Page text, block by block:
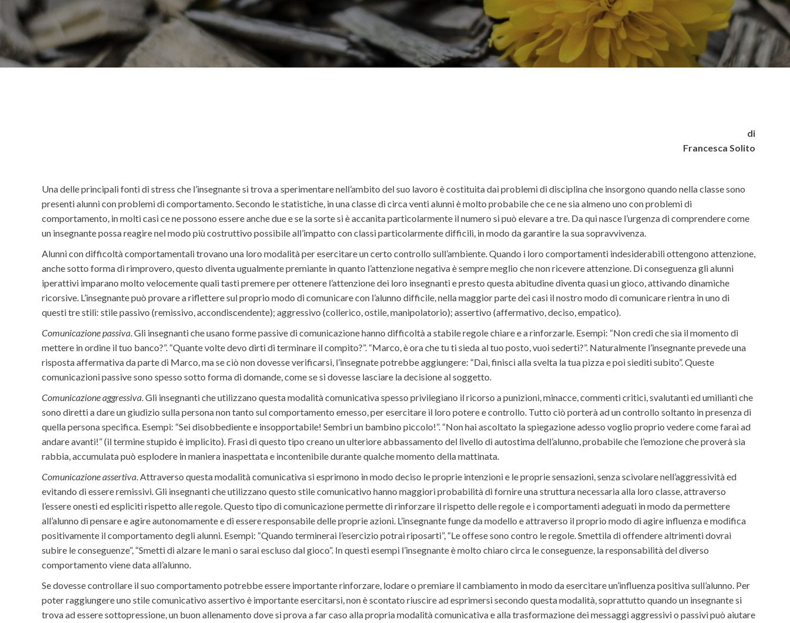
di
Francesca Solito
Una delle principali fonti di stress che l’insegnante si trova a sperimentare nell’ambito del suo lavoro è costituita dai problemi di disciplina che insorgono quando nella classe sono
presenti alunni con problemi di comportamento. Secondo le statistiche, in una classe di circa venti alunni è molto probabile che ce ne sia almeno uno con problemi di
comportamento, in molti casi ce ne possono essere anche due e se la sorte si è accanita particolarmente il numero si può elevare a tre. Da qui nasce l’urgenza di comprendere come
un insegnante possa reagire nel modo più costruttivo possibile all’impatto con classi particolarmente difficili, in modo da garantire la sua sopravvivenza.
Alunni con difficoltà comportamentali trovano una loro modalità per esercitare un certo controllo sull’ambiente. Quando i loro comportamenti indesiderabili ottengono attenzione,
anche sotto forma di rimprovero, questo diventa ugualmente premiante in quanto l’attenzione negativa è sempre meglio che non ricevere attenzione. Di conseguenza gli alunni
iperattivi imparano molto velocemente quali tasti premere per ottenere l’attenzione dei loro insegnanti e presto questa abitudine diventa quasi un gioco, attivando dinamiche
ricorsive. L’insegnante può provare a riflettere sul proprio modo di comunicare con l’alunno difficile, nella maggior parte dei casi il nostro modo di comunicare rientra in uno di
questi tre stili: stile passivo (remissivo, accondiscendente); aggressivo (collerico, ostile, manipolatorio); assertivo (affermativo, deciso, empatico).
Comunicazione passiva. Gli insegnanti che usano forme passive di comunicazione hanno difficoltà a stabile regole chiare e a rinforzarle. Esempi: “Non credi che sia il momento di
mettere in ordine il tuo banco?”. “Quante volte devo dirti di terminare il compito?”. “Marco, è ora che tu ti sieda al tuo posto, vuoi sederti?”. Naturalmente l’insegnante prevede una
risposta affermativa da parte di Marco, ma se ciò non dovesse verificarsi, l’insegnate potrebbe aggiungere: “Dai, finisci alla svelta la tua pizza e poi siediti subito”. Queste
comunicazioni passive sono spesso sotto forma di domande, come se si dovesse lasciare la decisione al soggetto.
Comunicazione aggressiva. Gli insegnanti che utilizzano questa modalità comunicativa spesso privilegiano il ricorso a punizioni, minacce, commenti critici, svalutanti ed umilianti che
sono diretti a dare un giudizio sulla persona non tanto sul comportamento emesso, per esercitare il loro potere e controllo. Tutto ciò porterà ad un controllo soltanto in presenza di
quella persona specifica. Esempi: “Sei disobbediente e insopportabile! Sembri un bambino piccolo!”. “Non hai ascoltato la spiegazione adesso voglio proprio vedere come farai ad
andare avanti!” (il termine stupido è implicito). Frasi di questo tipo creano un ulteriore abbassamento del livello di autostima dell’alunno, probabile che l’emozione che proverà sia
rabbia, accumulata può esplodere in maniera inaspettata e incontenibile durante qualche momento della mattinata.
Comunicazione assertiva. Attraverso questa modalità comunicativa si esprimono in modo deciso le proprie intenzioni e le proprie sensazioni, senza scivolare nell’aggressività ed
evitando di essere remissivi. Gli insegnanti che utilizzano questo stile comunicativo hanno maggiori probabilità di fornire una struttura necessaria alla loro classe, attraverso
l’essere onesti ed espliciti rispetto alle regole. Questo tipo di comunicazione permette di rinforzare il rispetto delle regole e i comportamenti adeguati in modo da permettere
all’alunno di pensare e agire autonomamente e di essere responsabile delle proprie azioni. L’insegnante funge da modello e attraverso il proprio modo di agire influenza e modifica
positivamente il comportamento degli alunni. Esempi: “Quando terminerai l’esercizio potrai riposarti”, “Le offese sono contro le regole. Smettila di offendere altrimenti dovrai
subire le conseguenze”, “Smetti di alzare le mani o sarai escluso dal gioco”. In questi esempi l’insegnante è molto chiaro circa le conseguenze, la responsabilità del diverso
comportamento viene data all’alunno.
Se dovesse controllare il suo comportamento potrebbe essere importante rinforzare, lodare o premiare il cambiamento in modo da esercitare un’influenza positiva sull’alunno. Per
poter raggiungere uno stile comunicativo assertivo è importante esercitarsi, non è scontato riuscire ad esprimersi secondo questa modalità, soprattutto quando un insegnante si
trova ad essere sottopressione, un buon allenamento dove si prova a far caso alla propria modalità comunicativa e alla trasformazione dei messaggi aggressivi o passivi può aiutare